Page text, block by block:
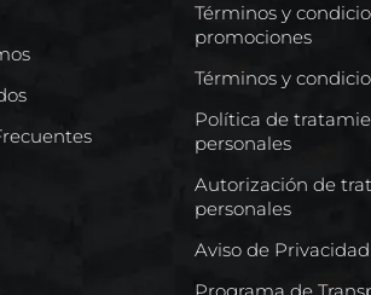
Términos y
promociones
Términos y
Política de
personales
Autorización de
personales
Aviso de